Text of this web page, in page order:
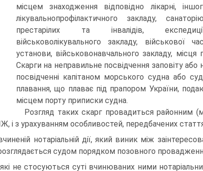
місцем знаходження відповідно лікарні,
лікувальнопрофілактичного закладу,
престарілих та інвалідів,
військоволікувального закладу, військової
установи, військовонавчального закладу, місця
Скарги на неправильне посвідчення заповіту або
посвідченні капітаном морського судна або
плавання, що плаває під прапором України,
місцем порту приписки судна.
Розгляд таких скарг провадиться районним
і з урахуванням особливостей, передбачених
нотаріальній дії, який виник між
судом порядком позовного
не стосуються суті вчинюваних ними